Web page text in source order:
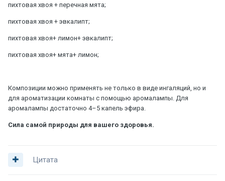
пихтовая хвоя + перечная мята;
пихтовая хвоя + эвкалипт;
пихтовая хвоя+ лимон+ эвкалипт;
пихтовая хвоя+ мята+ лимон;
Композиции можно применять не только в виде ингаляций, но и
для ароматизации комнаты с помощью аромалампы. Для
аромалампы достаточно 4–5 капель эфира.
Сила самой природы для вашего здоровья.
Цитата